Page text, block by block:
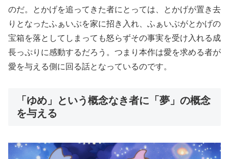
のだ。とかげを追ってきた者にとっては、とかげが置き去
りとなったふぁいぶを家に招き入れ、ふぁいぶがとかげの
宝箱を落としてしまっても怒らずその事実を受け入れる成
長っぷりに感動するだろう。つまり本作は愛を求める者が
愛を与える側に回る話となっているのです。
「ゆめ」という概念なき者に「夢」の概念
を与える